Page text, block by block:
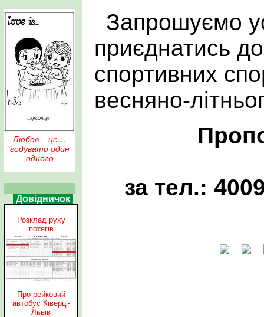
Любов – це…
годувати один
одного
Довідничок
Розклад руху
потягів
Про рейковий
автобус Ківерці-
Львів
Запрошуємо
приєднатись
спортивних
весняно-
за тел.: